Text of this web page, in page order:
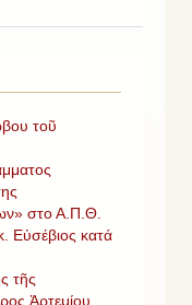
τοῦ
στο Α.Π.Θ.
Εὐσέβιος κατά
τῆς
Ἀρτεμίου